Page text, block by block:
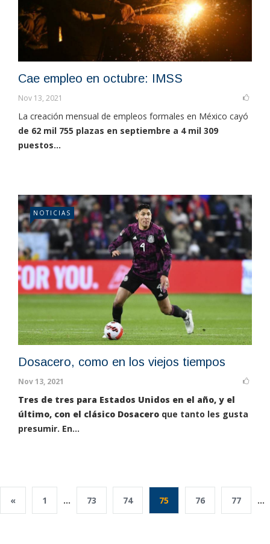
Cae empleo en octubre: IMSS
Nov 13, 2021
La creación mensual de empleos formales en México cayó
de 62 mil 755 plazas en septiembre a 4 mil 309
puestos...
NOTICIAS
Dosacero, como en los viejos tiempos
Nov 13, 2021
Tres de tres para Estados Unidos en el año, y el
último, con el clásico Dosacero que tanto les gusta
presumir. En...
« 1 ... 73 74 75 76 77 ...